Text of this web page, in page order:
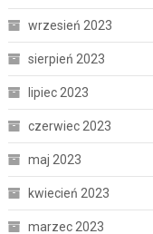
wrzesień 2023
sierpień 2023
lipiec 2023
czerwiec 2023
maj 2023
kwiecień 2023
marzec 2023